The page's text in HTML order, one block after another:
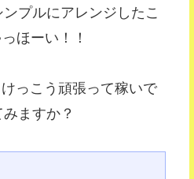
プルにアレンジしたこ
ほーい！！
っこう頑張って稼いで
ますか？